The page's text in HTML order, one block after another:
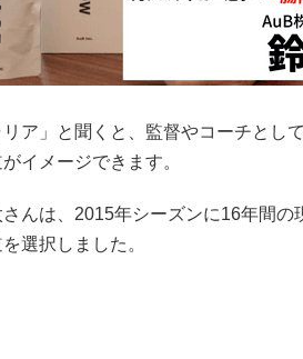
ア」と聞くと、監督やコーチとし
イメージできます。
んは、2015年シーズンに16年間の
選択しました。